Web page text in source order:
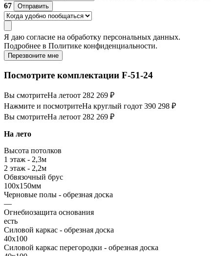
67
Отправить
Я даю согласие на обработку персональных данных.
Подробнее в Политике конфиденциальности.
Перезвоните мне
Посмотрите комплектации F-51-24
Вы смотритеНа летоот 282 269 ₽
Нажмите и посмотритеНа круглый годот 390 298 ₽
Вы смотритеНа летоот 282 269 ₽
На лето
Высота потолков
1 этаж - 2,3м
2 этаж - 2,2м
Обвязочный брус
100х150мм
Черновые полы - обрезная доска
—
Огнебиозащита основания
есть
Силовой каркас - обрезная доска
40х100
Силовой каркас перегородки - обрезная доска